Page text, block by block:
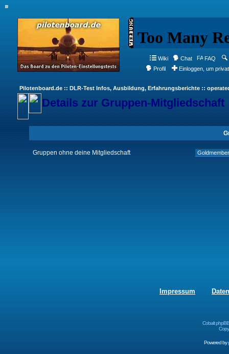
Wiki Chat FAQ
Profil
Einloggen, um
Pilotenboard.de :: DLR-Test Infos, Ausbildung, Erfahrungsberichte ::
Details zur Gruppen-Mitgliedschaft
Gruppen ohne deine Mitgliedschaft
Impressum
Cobalt
Powered by